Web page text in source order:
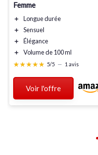
Femme
＋
Longue durée
＋
Sensuel
＋
Élégance
＋
Volume de 100 ml
★★★★★
★★★★★ 5/5 — 1 avis
Voir l'offre